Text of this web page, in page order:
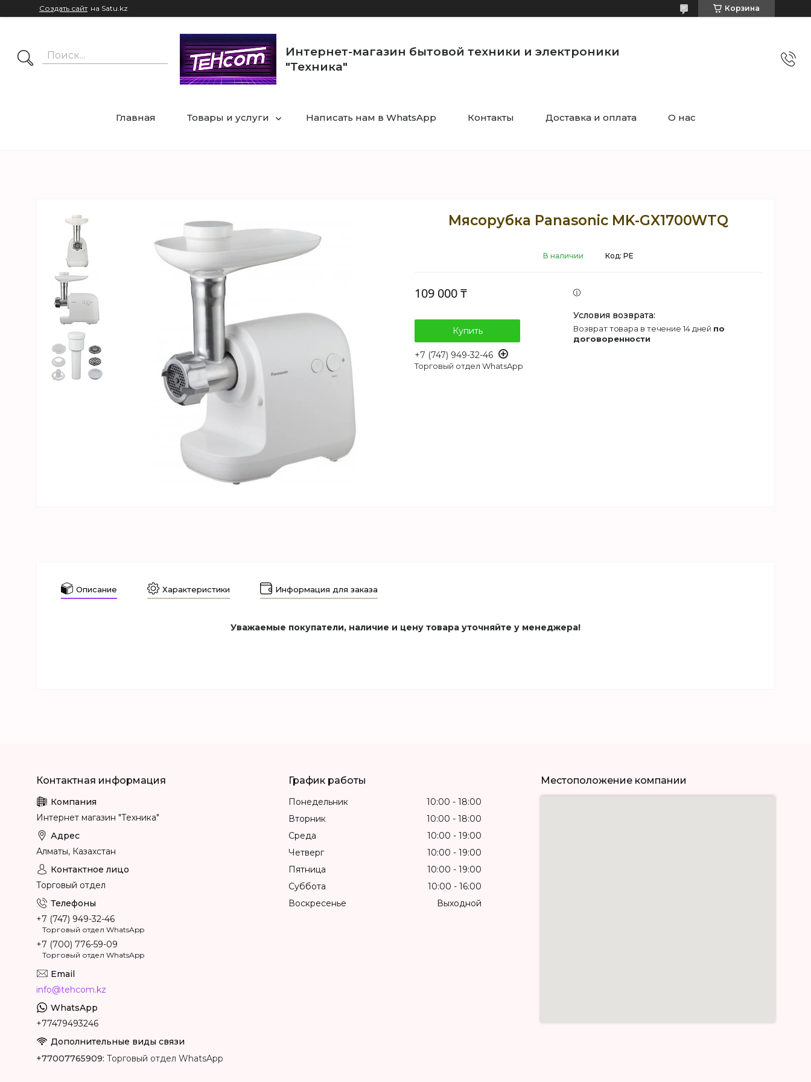
Создать сайт на Satu.kz Корзина
Интернет-магазин бытовой техники и электроники
"Техника"
Главная Товары и услуги Написать нам в WhatsApp Контакты Доставка и оплата О нас
Мясорубка Panasonic MK-GX1700WTQ
В наличии Код: PE
109 000 ₸
Купить
+7 (747) 949-32-46
Торговый отдел WhatsApp
возврат товара в течение 14 дней по
договоренности
Описание Характеристики Информация для заказа
Уважаемые покупатели, наличие и цену товара уточняйте у менеджера!
Интернет магазин "Техника"
Алматы, Казахстан
Торговый отдел
+7 (747) 949-32-46
Торговый отдел WhatsApp
+7 (700) 776-59-09
Торговый отдел WhatsApp
info@tehcom.kz
+77479493246
+77007765909 Торговый отдел WhatsApp
График работы
Понедельник 10:00
18:00
Вторник
10:00
18:00
Среда
10:00
19:00
Четверг
10:00
19:00
Пятница
10:00
19:00
Суббота
10:00
16:00
Воскресенье
Выходной
Местоположение компании